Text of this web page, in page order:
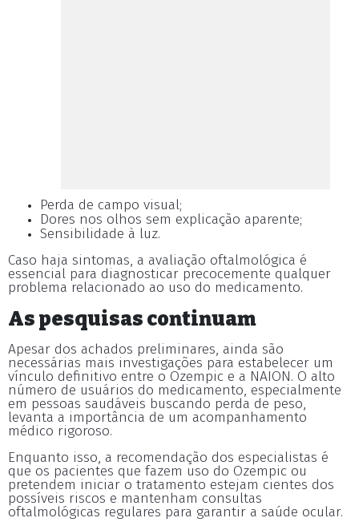
Perda de campo visual;
Dores nos olhos sem explicação aparente;
Sensibilidade à luz.
Caso haja sintomas, a avaliação oftalmológica é
essencial para diagnosticar precocemente qualquer
problema relacionado ao uso do medicamento.
As pesquisas continuam
Apesar dos achados preliminares, ainda são
necessárias mais investigações para estabelecer um
vínculo definitivo entre o Ozempic e a NAION. O alto
número de usuários do medicamento, especialmente
em pessoas saudáveis buscando perda de peso,
levanta a importância de um acompanhamento
médico rigoroso.
Enquanto isso, a recomendação dos especialistas é
que os pacientes que fazem uso do Ozempic ou
pretendem iniciar o tratamento estejam cientes dos
possíveis riscos e mantenham consultas
oftalmológicas regulares para garantir a saúde ocular.